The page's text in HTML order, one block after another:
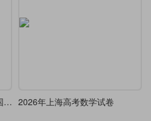
2026 年普通高等学校招生全国统一考试（天津卷） 2026年上海高考数学试卷